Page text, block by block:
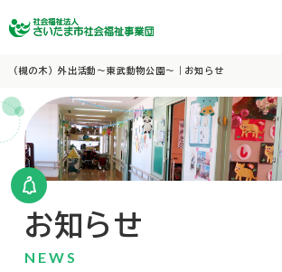
（槻の木）外出活動～東武動物公園～｜お知らせ
お知らせ
NEWS